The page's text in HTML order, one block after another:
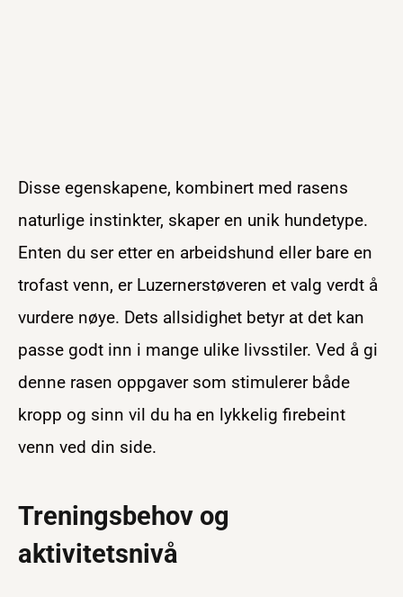
Disse egenskapene, kombinert med rasens
naturlige instinkter, skaper en unik hundetype.
Enten du ser etter en arbeidshund eller bare en
trofast venn, er Luzernerstøveren et valg verdt å
vurdere nøye. Dets allsidighet betyr at det kan
passe godt inn i mange ulike livsstiler. Ved å gi
denne rasen oppgaver som stimulerer både
kropp og sinn vil du ha en lykkelig firebeint
venn ved din side.
Treningsbehov og
aktivitetsnivå